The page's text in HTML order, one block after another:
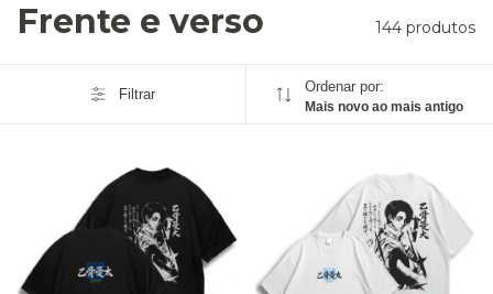
Frente e verso 144 produtos
Filtrar Ordenar por:
Mais novo ao mais antigo